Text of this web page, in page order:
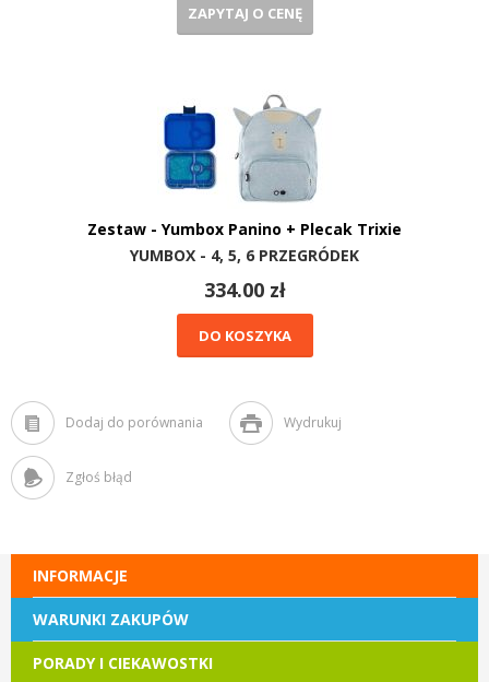
ZAPYTAJ O CENĘ
Zestaw - Yumbox Panino + Plecak Trixie
YUMBOX - 4, 5, 6 PRZEGRÓDEK
334.00 zł
DO KOSZYKA
Dodaj do porównania Wydrukuj
Zgłoś błąd
INFORMACJE
WARUNKI ZAKUPÓW
PORADY I CIEKAWOSTKI